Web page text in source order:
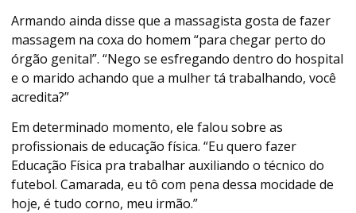
Armando ainda disse que a massagista gosta de fazer
massagem na coxa do homem “para chegar perto do
órgão genital”. “Nego se esfregando dentro do hospital
e o marido achando que a mulher tá trabalhando, você
acredita?”
Em determinado momento, ele falou sobre as
profissionais de educação física. “Eu quero fazer
Educação Física pra trabalhar auxiliando o técnico do
futebol. Camarada, eu tô com pena dessa mocidade de
hoje, é tudo corno, meu irmão.”